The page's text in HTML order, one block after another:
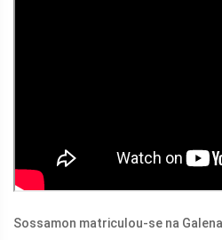
Sossamon matriculou-se na